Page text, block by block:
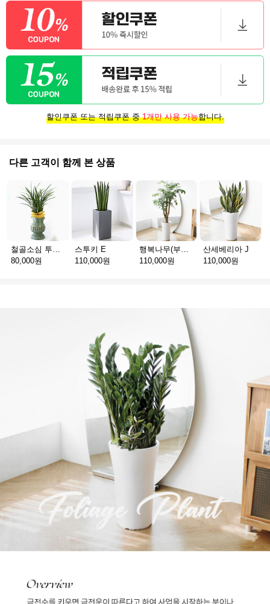
할인쿠폰 또는 적립쿠폰 중1개만 사용 가능합니다.
다른 고객이 함께 본 상품
80,000원
스투키 E
110,000원
110,000원
산세베리아 J
110,000원